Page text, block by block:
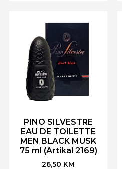
PINO SILVESTRE
EAU DE TOILETTE
MEN BLACK MUSK
75 ml (Artikal 2169)
26,50 KM